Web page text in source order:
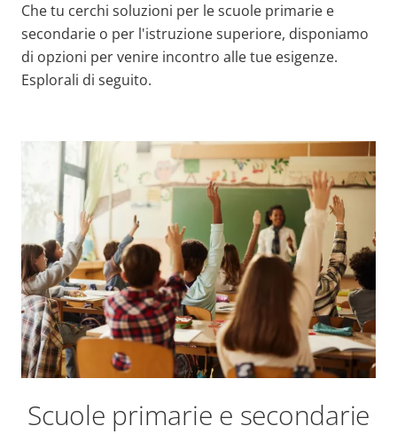
Che tu cerchi soluzioni per le scuole primarie e
secondarie o per l'istruzione superiore, disponiamo
di opzioni per venire incontro alle tue esigenze.
Esplorali di seguito.
Scuole primarie e secondarie